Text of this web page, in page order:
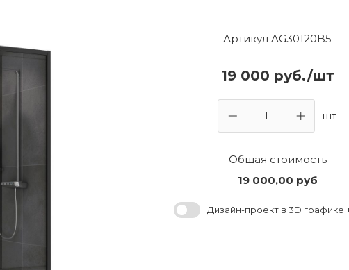
Артикул AG30120B5
19 000 руб./шт
шт
Общая стоимость
19 000,00 руб
Дизайн-проект в 3D графике